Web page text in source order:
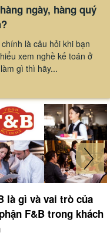
ngày, hàng quý
là câu hỏi khi bạn
xem nghề kế toán ở
gì thì hãy...
là gì và vai trò của
F&B trong khách